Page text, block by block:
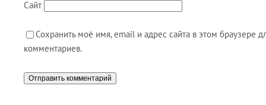
Сайт
Сохранить моё имя, email и адрес сайта в этом браузере
комментариев.